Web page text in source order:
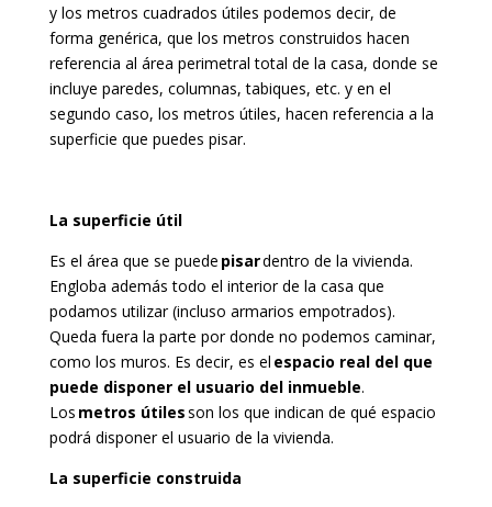
y los metros cuadrados útiles podemos decir, de
forma genérica, que los metros construidos hacen
referencia al área perimetral total de la casa, donde se
incluye paredes, columnas, tabiques, etc. y en el
segundo caso, los metros útiles, hacen referencia a la
superficie que puedes pisar.
La superficie útil
Es el área que se puede pisardentro de la vivienda.
Engloba además todo el interior de la casa que
podamos utilizar (incluso armarios empotrados).
Queda fuera la parte por donde no podemos caminar,
como los muros. Es decir, es el espacio real del que
puede disponer el usuario del inmueble.
Los metros útilesson los que indican de qué espacio
podrá disponer el usuario de la vivienda.
La superficie construida